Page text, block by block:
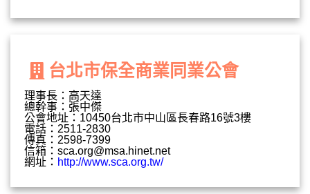
台北市保全商業同業公會
理事長：高天達
總幹事：張中傑
公會地址：10450台北市中山區長春路16號3樓
電話：2511-2830
傳真：2598-7399
信箱： sca.org@msa.hinet.net
網址： http://www.sca.org.tw/